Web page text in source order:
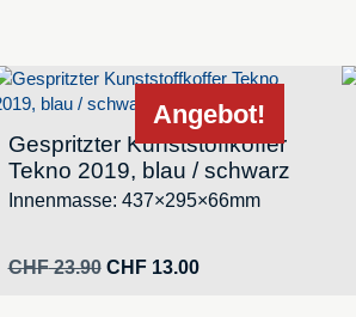
Angebot!
Gespritzter Kunststoffkoffer
Tekno 2019, blau / schwarz
Innenmasse: 437×295×66mm
CHF23.90 Ursprünglicher
CHF13.00Aktueller